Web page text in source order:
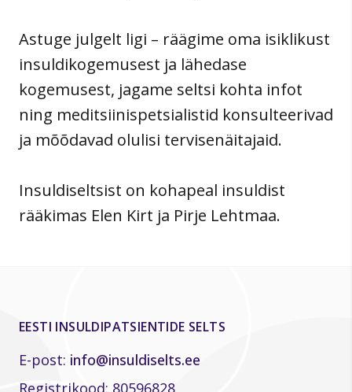
Astuge julgelt ligi – räägime oma isiklikust
insuldikogemusest ja lähedase
kogemusest, jagame seltsi kohta infot
ning meditsiinispetsialistid konsulteerivad
ja mõõdavad olulisi tervisenäitajaid.
Insuldiseltsist on kohapeal insuldist
rääkimas Elen Kirt ja Pirje Lehtmaa.
EESTI INSULDIPATSIENTIDE SELTS
E-post: info@insuldiselts.ee
Registrikood: 80596828